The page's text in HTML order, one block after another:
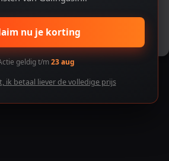
Accepteren
bekijken
nu je korting
geldig t/m23 aug
ik betaal liever de volledige prijs